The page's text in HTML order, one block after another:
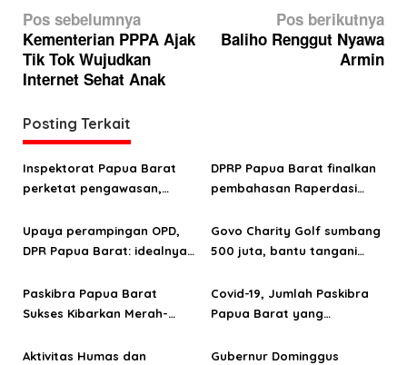
N
a
v
i
g
a
s
i
p
o
Pos sebelumnya
Kementerian PPPA Ajak
Tik Tok Wujudkan
Internet Sehat Anak
Pos berikutnya
Baliho Renggut Nyawa
Armin
Posting Terkait
Inspektorat Papua Barat
perketat pengawasan,
DPRP Papua Barat finalkan
pembahasan Raperdasi
menanti
Upaya perampingan OPD,
DPR Papua Barat: idealnya
fungsi
Govo Charity Golf sumbang
500 juta, bantu tangani
ekstrem di Papua Barat
Paskibra Papua Barat
Sukses Kibarkan Merah-
Indonesia
Covid-19, Jumlah Paskibra
Papua Barat yang
orang
Aktivitas Humas dan
Gubernur Dominggus